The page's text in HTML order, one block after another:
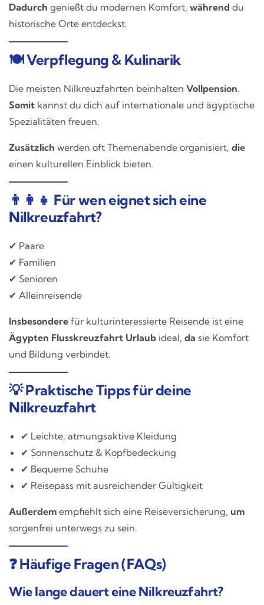
Dadurch genießt du modernen Komfort, während du
historische Orte entdeckst.
🍽️ Verpflegung & Kulinarik
Die meisten Nilkreuzfahrten beinhalten Vollpension.
Somit kannst du dich auf internationale und ägyptische
Spezialitäten freuen.
Zusätzlich werden oft Themenabende organisiert, die
einen kulturellen Einblick bieten.
👨‍👩‍👧 Für wen eignet sich eine
Nilkreuzfahrt?
✔ Paare
✔ Familien
✔ Senioren
✔ Alleinreisende
Insbesondere für kulturinteressierte Reisende ist eine
Ägypten Flusskreuzfahrt Urlaub ideal, da sie Komfort
und Bildung verbindet.
💡 Praktische Tipps für deine
Nilkreuzfahrt
✔ Leichte, atmungsaktive Kleidung
✔ Sonnenschutz & Kopfbedeckung
✔ Bequeme Schuhe
✔ Reisepass mit ausreichender Gültigkeit
Außerdem empfiehlt sich eine Reiseversicherung, um
sorgenfrei unterwegs zu sein.
❓ Häufige Fragen (FAQs)
Wie lange dauert eine Nilkreuzfahrt?